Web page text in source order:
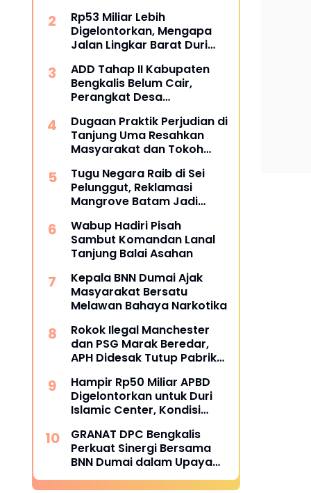
Penindakan
Rp53 Miliar Lebih
Digelontorkan, Mengapa
Jalan Lingkar Barat Duri
Tanya?
ADD Tahap II Kabupaten
Bengkalis Belum Cair,
Perangkat Desa
Penyaluran
Dugaan Praktik Perjudian di
Tanjung Uma Resahkan
Masyarakat dan Tokoh
Tugu Negara Raib di Sei
Pelunggut, Reklamasi
Mangrove Batam Jadi
Wabup Hadiri Pisah
Sambut Komandan Lanal
Tanjung Balai Asahan
Kepala BNN Dumai Ajak
Masyarakat Bersatu
Melawan Bahaya Narkotika
Rokok Ilegal Manchester
dan PSG Marak Beredar,
APH Didesak Tutup Pabrik
Penyelundup
Hampir Rp50 Miliar APBD
Digelontorkan untuk Duri
Islamic Center, Kondisi
Publik.
GRANAT DPC Bengkalis
Perkuat Sinergi Bersama
BNN Dumai dalam Upaya
Pencegahan Narkotika